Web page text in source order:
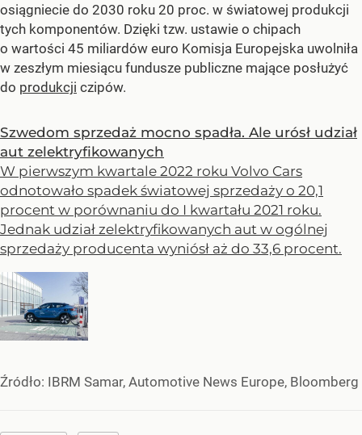
osiągniecie do 2030 roku 20 proc. w światowej produkcji
tych komponentów. Dzięki tzw. ustawie o chipach
o wartości 45 miliardów euro Komisja Europejska uwolniła
w zeszłym miesiącu fundusze publiczne mające posłużyć
do produkcji czipów.
Szwedom sprzedaż mocno spadła. Ale urósł udział
aut zelektryfikowanych
W pierwszym kwartale 2022 roku Volvo Cars
odnotowało spadek światowej sprzedaży o 20,1
procent w porównaniu do I kwartału 2021 roku.
Jednak udział zelektryfikowanych aut w ogólnej
sprzedaży producenta wyniósł aż do 33,6 procent.
Źródło: IBRM Samar, Automotive News Europe, Bloomberg